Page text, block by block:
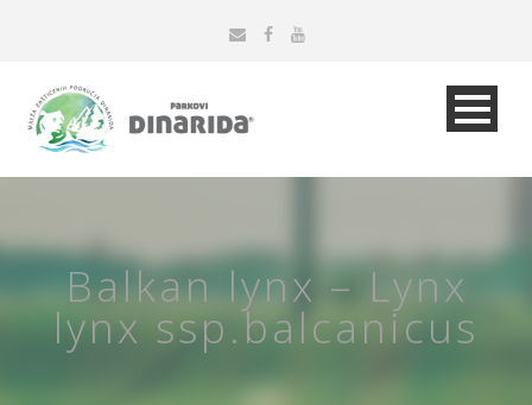
Balkan lynx – Lynx
lynx ssp.balcanicus